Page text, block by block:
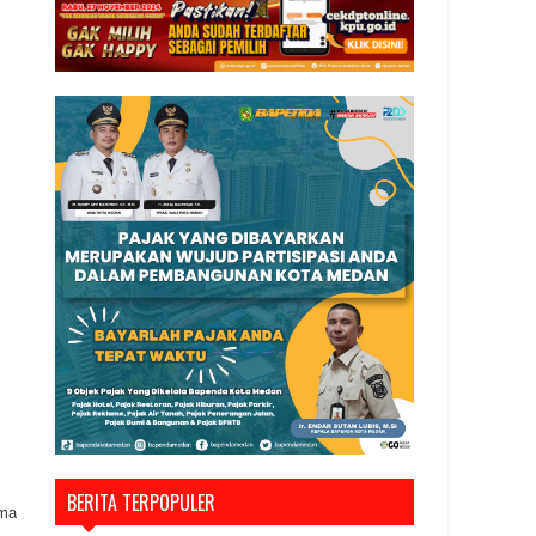
BERITA TERPOPULER